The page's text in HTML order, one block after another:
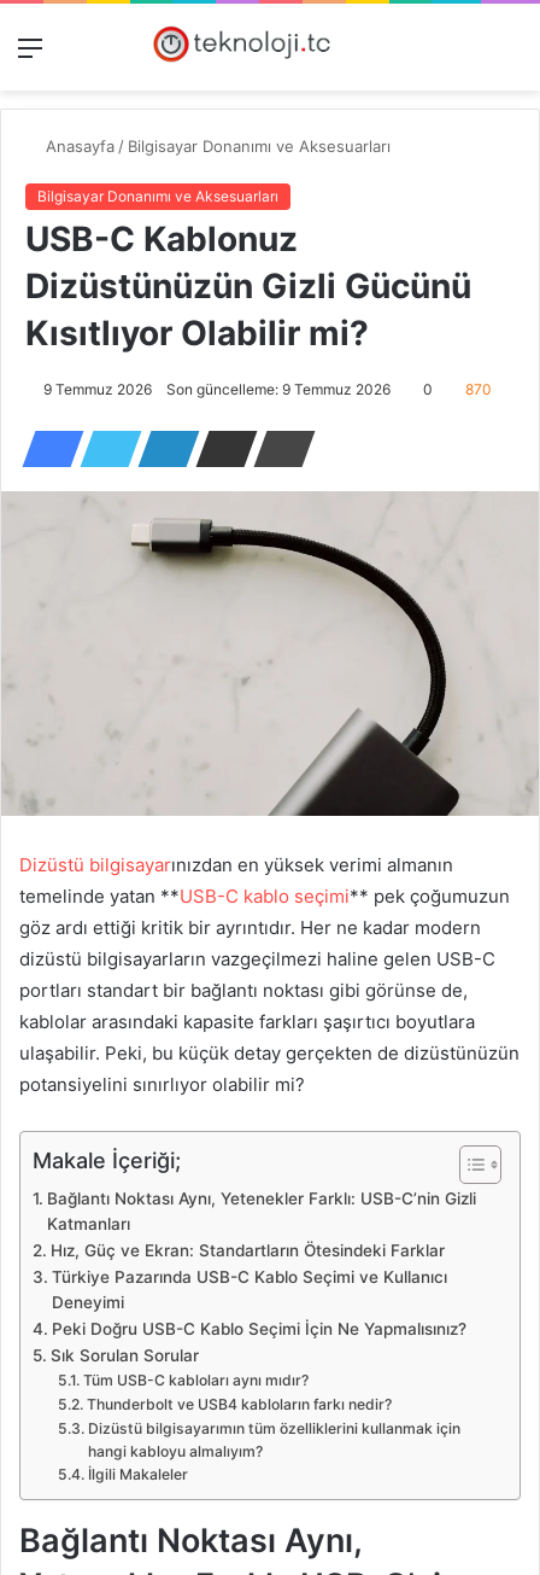
Kayıt
Anasayfa / Bilgisayar Donanımı ve Aksesuarları
Bilgisayar Donanımı ve Aksesuarları
USB-C Kablonuz
Dizüstünüzün Gizli Gücünü
Kısıtlıyor Olabilir mi?
9 Temmuz 2026 Son güncelleme: 9 Temmuz 2026 0 870
Dizüstü bilgisayarınızdan en yüksek verimi almanın
temelinde yatan **USB-C kablo seçimi** pek çoğumuzun
göz ardı ettiği kritik bir ayrıntıdır. Her ne kadar modern
dizüstü bilgisayarların vazgeçilmezi haline gelen USB-C
portları standart bir bağlantı noktası gibi görünse de,
kablolar arasındaki kapasite farkları şaşırtıcı boyutlara
ulaşabilir. Peki, bu küçük detay gerçekten de dizüstünüzün
potansiyelini sınırlıyor olabilir mi?
Makale İçeriği;
Bağlantı Noktası Aynı, Yetenekler Farklı: USB-C’nin Gizli
Katmanları
Hız, Güç ve Ekran: Standartların Ötesindeki Farklar
Türkiye Pazarında USB-C Kablo Seçimi ve Kullanıcı
Deneyimi
Peki Doğru USB-C Kablo Seçimi İçin Ne Yapmalısınız?
Sık Sorulan Sorular
Tüm USB-C kabloları aynı mıdır?
Thunderbolt ve USB4 kabloların farkı nedir?
Dizüstü bilgisayarımın tüm özelliklerini kullanmak için
hangi kabloyu almalıyım?
İlgili Makaleler
Bağlantı Noktası Aynı,